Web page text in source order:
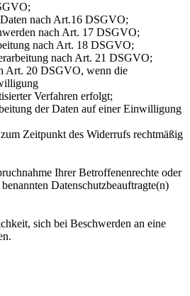
nach Art.16 DSGVO;
nach Art. 17 DSGVO;
nach Art. 18 DSGVO;
nach Art. 21 DSGVO;
Art. 20 DSGVO, wenn die
Verfahren erfolgt;
der Daten auf einer Einwilligung
Zeitpunkt des Widerrufs rechtmäßig
Ihrer Betroffenenrechte oder
Datenschutzbeauftragte(n)
sich bei Beschwerden an eine